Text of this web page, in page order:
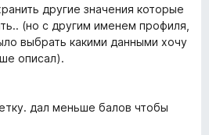
другие значения которые
(но с другим именем профиля,
выбрать какими данными хочу
описал).
дал меньше балов чтобы